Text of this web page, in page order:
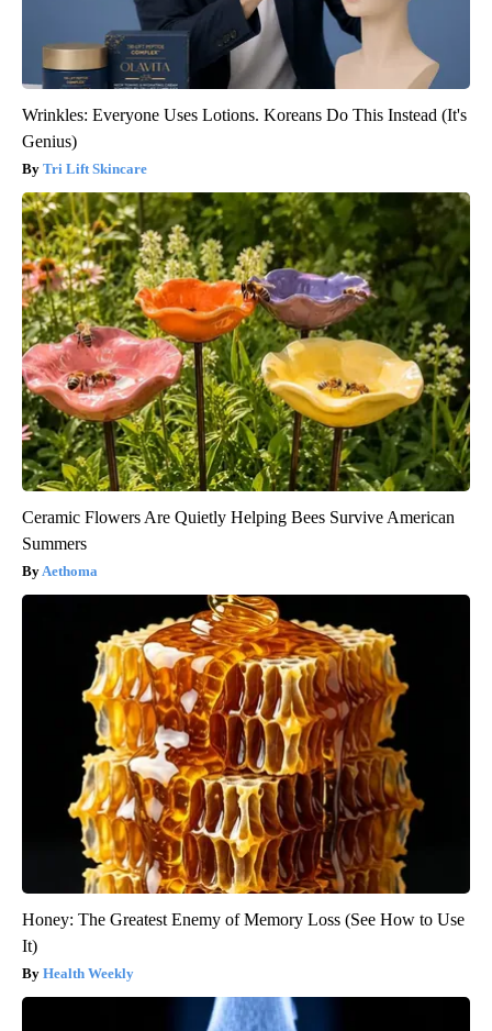
Wrinkles: Everyone Uses Lotions. Koreans Do This Instead (It's
Genius)
Tri Lift Skincare
Ceramic Flowers Are Quietly Helping Bees Survive American
Summers
Aethoma
Honey: The Greatest Enemy of Memory Loss (See How to Use
It)
Health Weekly